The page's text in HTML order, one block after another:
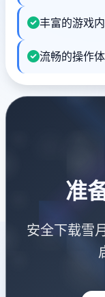
丰富的游戏
流畅的操作
准
安全下载雪